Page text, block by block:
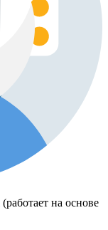
(работает на основе